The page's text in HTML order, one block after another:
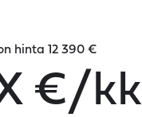
hinta 12 390 €
€/kk